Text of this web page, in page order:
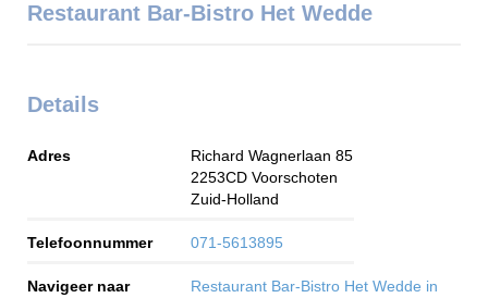
Restaurant Bar-Bistro Het Wedde
Details
Adres
Richard Wagnerlaan 85
2253CD Voorschoten
Zuid-Holland
Telefoonnummer 071-5613895
Navigeer naar
Restaurant Bar-Bistro Het Wedde in